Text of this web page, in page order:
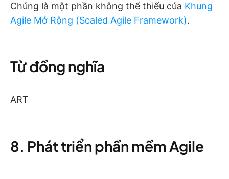
Chúng là một phần không thể thiếu của Khung
Agile Mở Rộng (Scaled Agile Framework).
Từ đồng nghĩa
ART
8. Phát triển phần mềm Agile